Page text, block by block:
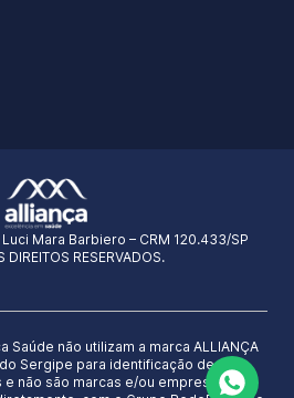
Luci Mara Barbiero – CRM 120.433/SP
RESERVADOS.
Saúde não utilizam a marca ALLIANÇA
Sergipe para identificação de seus
não são marcas e/ou empresas